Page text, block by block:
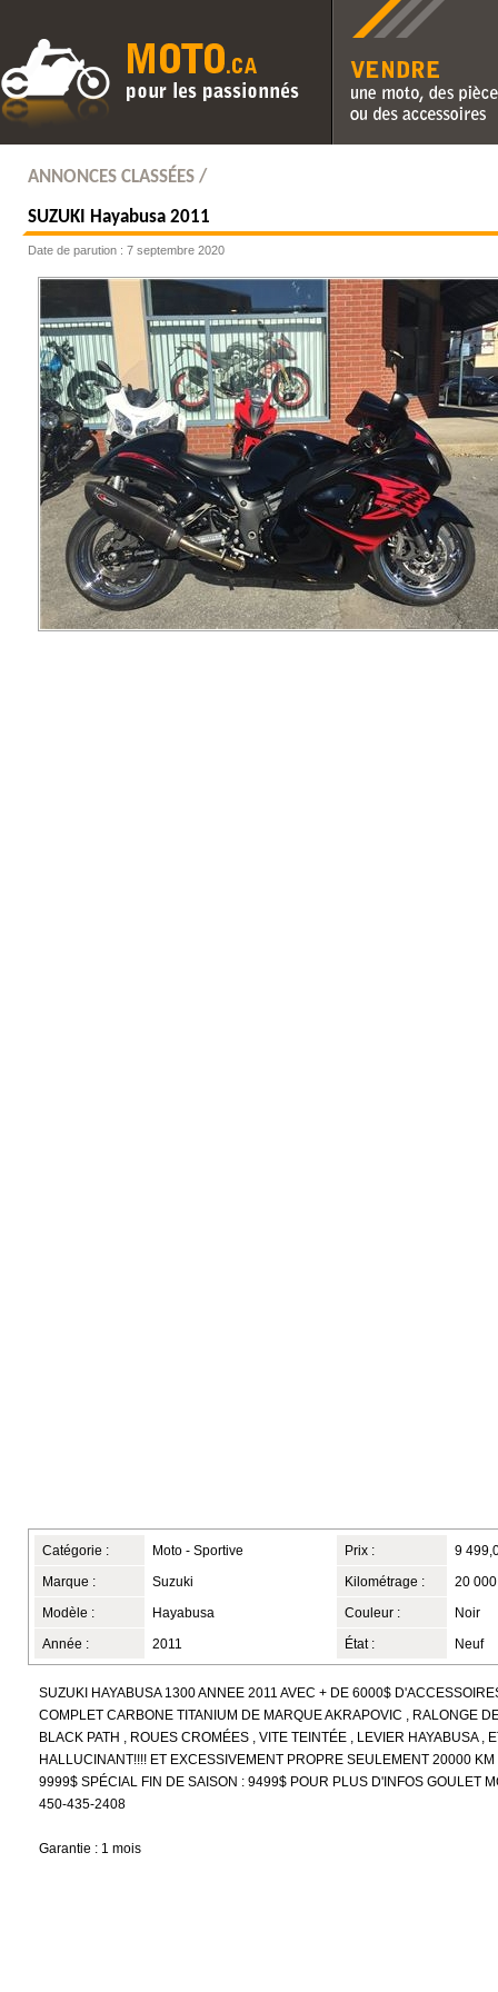
Vendre une moto, des
des accessoires
ANNONCES CLASSÉES /
SUZUKI Hayabusa 2011
Date de parution : 7 septembre 2020
Catégorie : Moto - Sportive
Marque : Suzuki
Modèle : Hayabusa
Année : 2011
Prix : 9
Kilométrage : 20
Couleur : Noir
État : Neuf
SUZUKI HAYABUSA 1300 ANNEE 2011 AVEC + DE 6000$
COMPLET CARBONE TITANIUM DE MARQUE AKRAPOVIC , RALONGE
BLACK PATH , ROUES CROMÉES , VITE TEINTÉE , LEVIER HAYABUSA ,
HALLUCINANT!!!! ET EXCESSIVEMENT PROPRE SEULEMENT 20000
9999$ SPÉCIAL FIN DE SAISON : 9499$ POUR PLUS D'INFOS GOULET
450-435-2408
Garantie : 1 mois